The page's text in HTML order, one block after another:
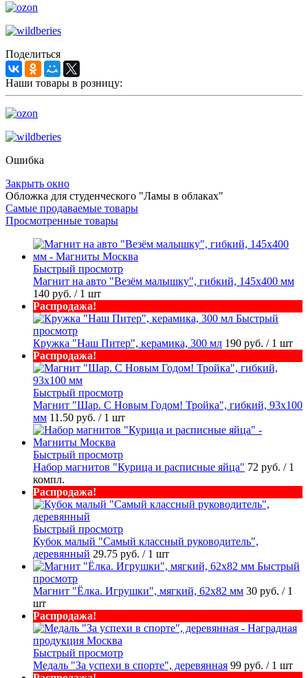
Поделиться
Наши товары в розницу:
Ошибка
Закрыть окно
Обложка для студенческого "Ламы в облаках"
Самые продаваемые товары
Просмотренные товары
Быстрый просмотр
Магнит на авто "Везём малышку", гибкий, 145х400 мм
140 руб. / 1 шт
Распродажа!
Быстрый
просмотр
Кружка "Наш Питер", керамика, 300 мл 190 руб. / 1 шт
Распродажа!
Быстрый просмотр
Магнит "Шар. С Новым Годом! Тройка", гибкий, 93х100
мм 11.50 руб. / 1 шт
Быстрый просмотр
Набор магнитов "Курица и расписные яйца" 72 руб. / 1
компл.
Распродажа!
Быстрый просмотр
Кубок малый "Самый классный руководитель",
деревянный 29.75 руб. / 1 шт
Быстрый
просмотр
Магнит "Ёлка. Игрушки", мягкий, 62х82 мм 30 руб. / 1
шт
Распродажа!
Быстрый просмотр
Медаль "За успехи в спорте", деревянная 99 руб. / 1 шт